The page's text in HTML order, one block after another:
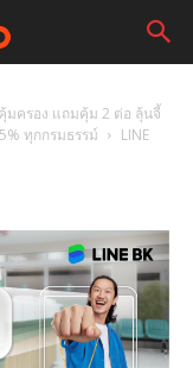
มครอง แถมคุ้ม 2 ต่อ ลุ้นจี้
ทุกกรมธรรม์
LINE